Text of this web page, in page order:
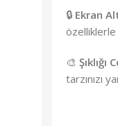
🔒 Ekran
özelliklerle
🎨 Şıklığı
tarzınızı